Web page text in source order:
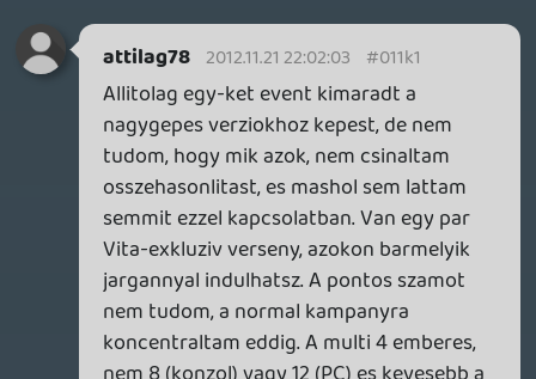
Oké,hogy ez fix, de akkor is.
SSX-ben is az volt az egyik gond a multi
mindenkihez és max a szinükben tértek el.
Dollface 2012.11.18 11:25:26
2012.11.18 11:25:26 #011jo
Pontosan. kb. 6 pontos játék 3-4
ezerért,semmi több.
alf22 2012.11.18 11:19:42
alf22 2012.11.18 11:19:42 #011jn